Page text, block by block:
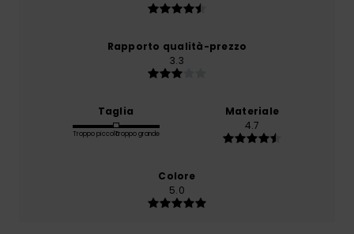
Rapporto qualità-prezzo
3.3
Taglia
Troppo piccoloTroppo grande
Materiale
4.7
Colore
5.0